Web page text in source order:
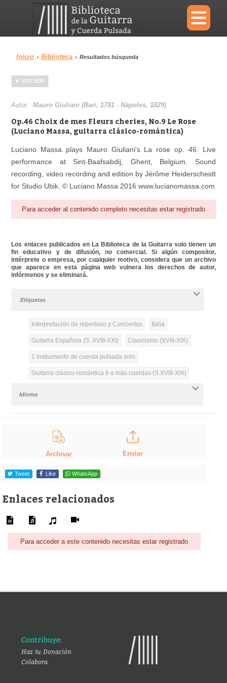
×
Menu
Biblioteca Diccionario
Área personal Reproductor
Inicio › Biblioteca › Resultados búsqueda
VOLVER
Autor:Mauro Giuliani (Bari, 1781 - Nápoles, 1829)
Op.46 Choix de mes Fleurs cheries, No.9 Le Rose
(Luciano Massa, guitarra clásico-romántica)
Luciano Massa plays Mauro Giuliani's La rose op. 46. Live
performance at Sint-Baafsabdij, Ghent, Belgium. Sound
recording, video recording and edition by Jérôme Heiderscheidt
for Studio Ubik. © Luciano Massa 2016 www.lucianomassa.com
Para acceder al contenido completo necesitas estar registrado
Los enlaces publicados en La Biblioteca de la Guitarra solo tienen un
fin educativo y de difusión, no comercial. Si algún compositor,
intérprete o empresa, por cualquier motivo, considera que un archivo
que aparece en esta página web vulnera los derechos de autor,
infórmenos y se eliminará.
Etiquetas
Interpretación de repertorio y Conciertos Italia
Guitarra Española (S. XVIII-XXI) Clasicismo (XVIII-XIX)
1 instrumento de cuerda pulsada solo
Guitarra clásico-romántica 6 o más cuerdas (S.XVIII-XIX)
Idioma
Archivar Enviar
Tweet Like WhatsApp
Enlaces relacionados
Para acceder a este contenido necesitas estar registrado
Contribuye:
Haz tu Donación
Colabora